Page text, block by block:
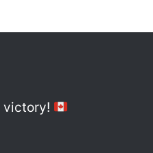
victory!